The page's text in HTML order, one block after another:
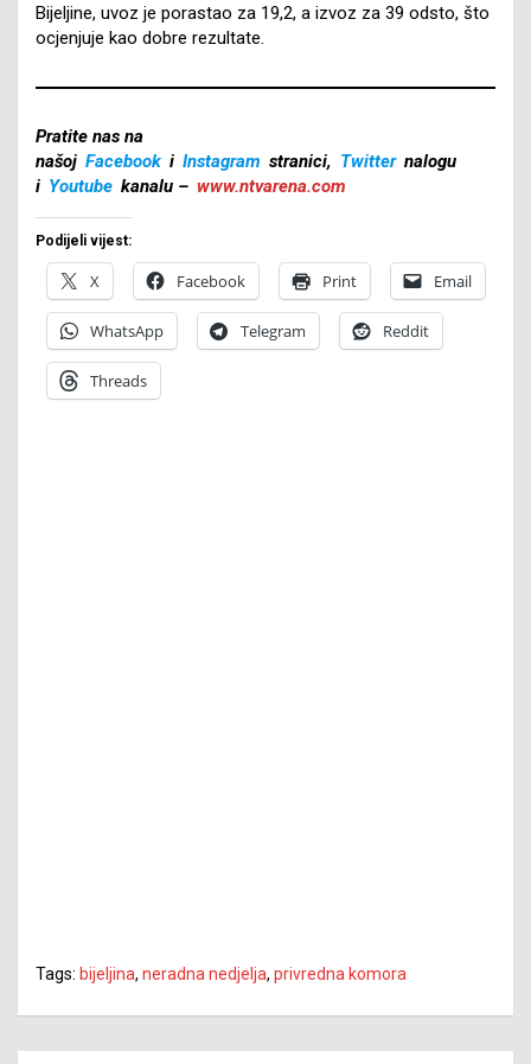
Bijeljine, uvoz je porastao za 19,2, a izvoz za 39 odsto, što
ocjenjuje kao dobre rezultate.
Pratite nas na
našoj Facebook i Instagram stranici, Twitter nalogu
i Youtube kanalu – www.ntvarena.com
Podijeli vijest:
X Facebook Print Email
WhatsApp Telegram Reddit
Threads
Tags: bijeljina, neradna nedjelja, privredna komora